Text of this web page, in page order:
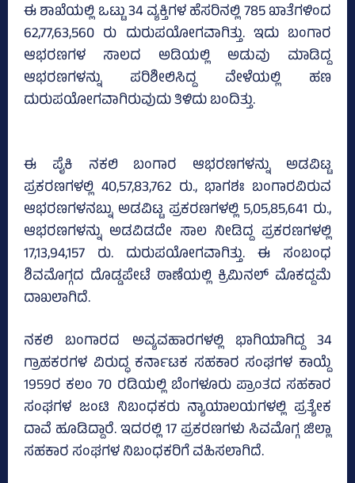
ಈ ಶಾಖೆಯಲ್ಲಿ ಒಟ್ಟು 34 ವ್ಯಕ್ತಿಗಳ ಹೆಸರಿನಲ್ಲಿ 785 ಖಾತೆಗಳಿಂದ
62,77,63,560 ರು ದುರುಪಯೋಗವಾಗಿತ್ತು. ಇದು ಬಂಗಾರ
ಆಭರಣಗಳ ಸಾಲದ ಅಡಿಯಲ್ಲಿ ಅಡುವು ಮಾಡಿದ್ದ
ಆಭರಣಗಳನ್ನು ಪರಿಶೀಲಿಸಿದ್ದ ವೇಳೆಯಲ್ಲಿ ಹಣ
ದುರುಪಯೋಗವಾಗಿರುವುದು ತಿಳಿದು ಬಂದಿತ್ತು.
ಈ ಪೈಕಿ ನಕಲಿ ಬಂಗಾರ ಆಭರಣಗಳನ್ನು ಅಡವಿಟ್ಟ
ಪ್ರಕರಣಗಳಲ್ಲಿ 40,57,83,762 ರು., ಭಾಗಶಃ ಬಂಗಾರವಿರುವ
ಆಭರಣಗಳನಬ್ನು ಅಡವಿಟ್ಟ ಪ್ರಕರಣಗಳಲ್ಲಿ 5,05,85,641 ರು.,
ಆಭರಣಗಳನ್ನು ಅಡವಿಡದೇ ಸಾಲ ನೀಡಿದ್ದ ಪ್ರಕರಣಗಳಲ್ಲಿ
17,13,94,157 ರು. ದುರುಪಯೋಗವಾಗಿತ್ತು. ಈ ಸಂಬಂಧ
ಶಿವಮೊಗ್ಗದ ದೊಡ್ಡಪೇಟೆ ಠಾಣೆಯಲ್ಲಿ ಕ್ರಿಮಿನಲ್‌ ಮೊಕದ್ದಮೆ
ದಾಖಲಾಗಿದೆ.
ನಕಲಿ ಬಂಗಾರದ ಅವ್ಯವಹಾರಗಳಲ್ಲಿ ಭಾಗಿಯಾಗಿದ್ದ 34
ಗ್ರಾಹಕರಗಳ ವಿರುದ್ಧ ಕರ್ನಾಟಕ ಸಹಕಾರ ಸಂಘಗಳ ಕಾಯ್ದೆ
1959ರ ಕಲಂ 70 ರಡಿಯಲ್ಲಿ ಬೆಂಗಳೂರು ಪ್ರಾಂತದ ಸಹಕಾರ
ಸಂಘಗಳ ಜಂಟಿ ನಿಬಂಧಕರು ನ್ಯಾಯಾಲಯಗಳಲ್ಲಿ ಪ್ರತ್ಯೇಕ
ದಾವೆ ಹೂಡಿದ್ದಾರೆ. ಇದರಲ್ಲಿ 17 ಪ್ರಕರಣಗಳು ಸಿವಮೊಗ್ಗ ಜಿಲ್ಲಾ
ಸಹಕಾರ ಸಂಘಗಳ ನಿಬಂಧಕರಿಗೆ ವಹಿಸಲಾಗಿದೆ.